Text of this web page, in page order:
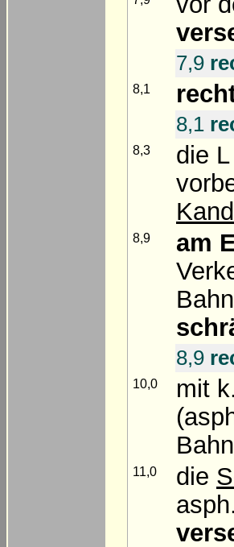
7,9
8,1
8,1
8,3
die
8,9 am
8,9
10,0 mit
11,0 die